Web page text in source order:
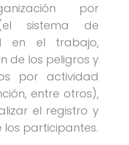
por
sistema de
en el trabajo,
de los peligros y
por actividad
entre otros),
el registro y
participantes.